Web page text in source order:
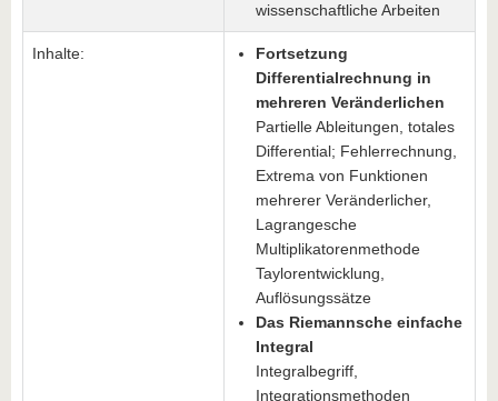
wissenschaftliche Arbeiten
Inhalte:
Fortsetzung
Differentialrechnung in
mehreren Veränderlichen
Partielle Ableitungen, totales
Differential; Fehlerrechnung,
Extrema von Funktionen
mehrerer Veränderlicher,
Lagrangesche
Multiplikatorenmethode
Taylorentwicklung,
Auflösungssätze
Das Riemannsche einfache
Integral
Integralbegriff,
Integrationsmethoden